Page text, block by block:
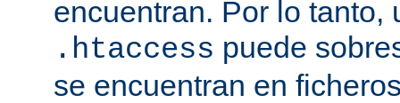
encuentran. Por lo tanto,
.htaccess puede
se encuentran en